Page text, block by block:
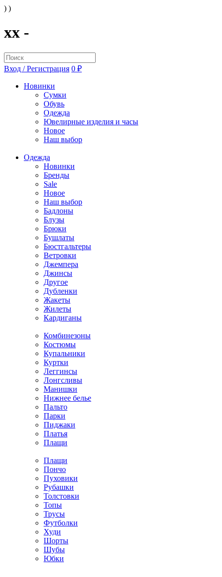
) )
xx -
Вход / Регистрация 0 ₽
Новинки
Сумки
Обувь
Одежда
Ювелирные изделия и часы
Новое
Наш выбор
Одежда
Новинки
Бренды
Sale
Новое
Наш выбор
Бадлоны
Блузы
Брюки
Бушлаты
Бюстгальтеры
Ветровки
Джемпера
Джинсы
Другое
Дубленки
Жакеты
Жилеты
Кардиганы
Комбинезоны
Костюмы
Купальники
Куртки
Леггинсы
Лонгсливы
Манишки
Нижнее белье
Пальто
Парки
Пиджаки
Платья
Плащи
Плащи
Пончо
Пуховики
Рубашки
Толстовки
Топы
Трусы
Футболки
Худи
Шорты
Шубы
Юбки